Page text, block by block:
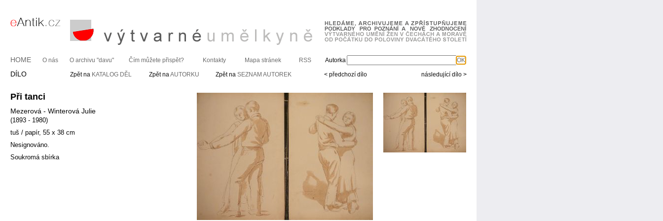
HOME O nás O archivu "davu" Čím můžete přispět? Kontakty Mapa stránek RSS Autorka OK
DÍLO Zpět na KATALOG DĚL Zpět naAUTORKU Zpět na SEZNAM AUTOREK < předchozí dílo následující dílo >
Při tanci
Mezerová - Winterová Julie
(1893 - 1980)
tuš / papír, 55 x 38 cm
Nesignováno.
Soukromá sbírka